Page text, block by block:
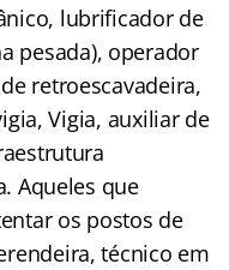
lubrificador de
pesada), operador
retroescavadeira,
Vigia, auxiliar de
Aqueles que
os postos de
técnico em